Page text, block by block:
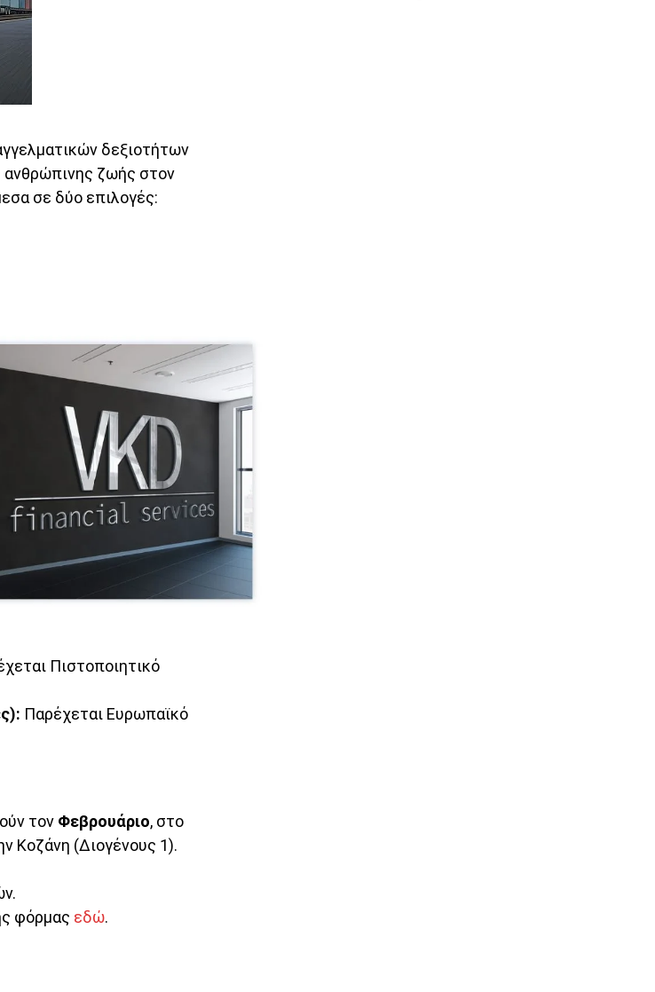
δεξιοτήτων
ανθρώπινης ζωής στον
σε δύο επιλογές:
Πιστοποιητικό
Παρέχεται Ευρωπαϊκό
τον Φεβρουάριο, στο
Κοζάνη (Διογένους 1).
φόρμας εδώ.